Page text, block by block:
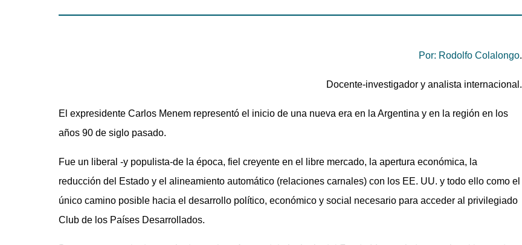
Por: Rodolfo Colalongo.
Docente-investigador y analista internacional.
El expresidente Carlos Menem representó el inicio de una nueva era en la Argentina y en la región en los
años 90 de siglo pasado.
Fue un liberal -y populista-de la época, fiel creyente en el libre mercado, la apertura económica, la
reducción del Estado y el alineamiento automático (relaciones carnales) con los EE. UU. y todo ello como el
único camino posible hacia el desarrollo político, económico y social necesario para acceder al privilegiado
Club de los Países Desarrollados.